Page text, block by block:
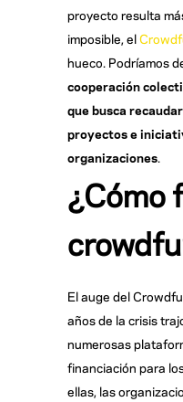
proyecto resulta
imposible, el
hueco. Podríamos
cooperación
que busca
proyectos e
organizaciones
¿Cómo
El auge del
años de la crisis
numerosas
financiación para
ellas, las